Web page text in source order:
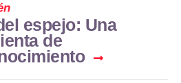
espejo: Una
de